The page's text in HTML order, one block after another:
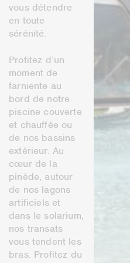
vous détendre
en toute
sérénité.
Profitez d’un
moment de
farniente au
bord de notre
piscine couverte
et chauffée ou
de nos bassins
extérieur. Au
cœur de la
pinède, autour
de nos lagons
artificiels et
dans le solarium,
nos transats
vous tendent les
bras. Profitez du